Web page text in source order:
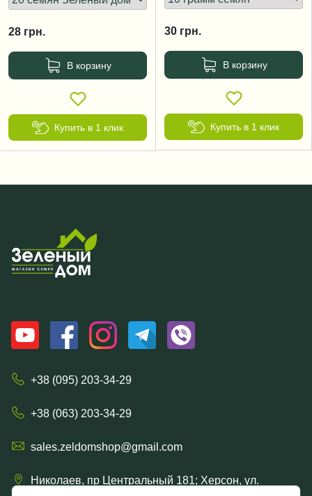
28 грн.
В корзину
Купить в 1 клик
30 грн.
В корзину
Купить в 1 клик
+38 (095) 203-34-29
+38 (063) 203-34-29
sales.zeldomshop@gmail.com
Николаев, пр Центральный 181; Херсон, ул.